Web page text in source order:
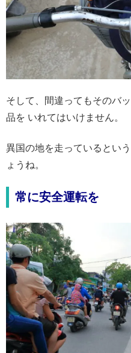
そして、間違ってもそのバ
品を いれてはいけません。
異国の地を走っているとい
ょうね。
常に安全運転を